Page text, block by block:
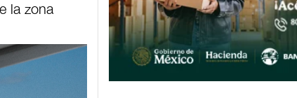
la zona